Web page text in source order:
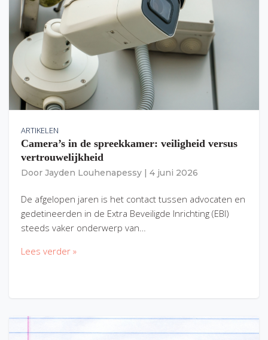
ARTIKELEN
Camera’s in de spreekkamer: veiligheid versus
vertrouwelijkheid
Door Jayden Louhenapessy 4 juni 2026
De afgelopen jaren is het contact tussen advocaten en
gedetineerden in de Extra Beveiligde Inrichting (EBI)
steeds vaker onderwerp van…
Lees verder »